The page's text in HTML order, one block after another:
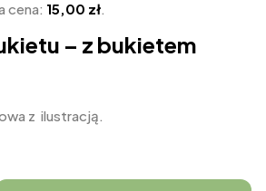
cena: 15,00 zł.
– z bukietem
z ilustracją.